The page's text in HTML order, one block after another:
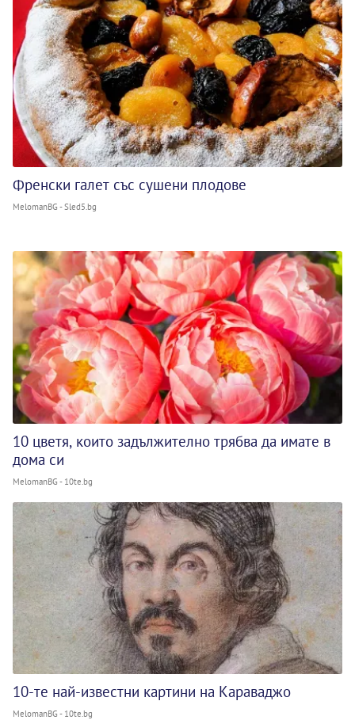
Френски галет със сушени плодове
MelomanBG - Sled5.bg
10 цветя, които задължително трябва да имате в
дома си
MelomanBG - 10te.bg
10-те най-известни картини на Караваджо
MelomanBG - 10te.bg